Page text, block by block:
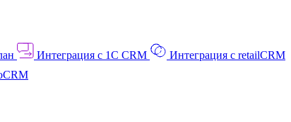
Интеграция с 1C CRM
Интеграция с retailCRM